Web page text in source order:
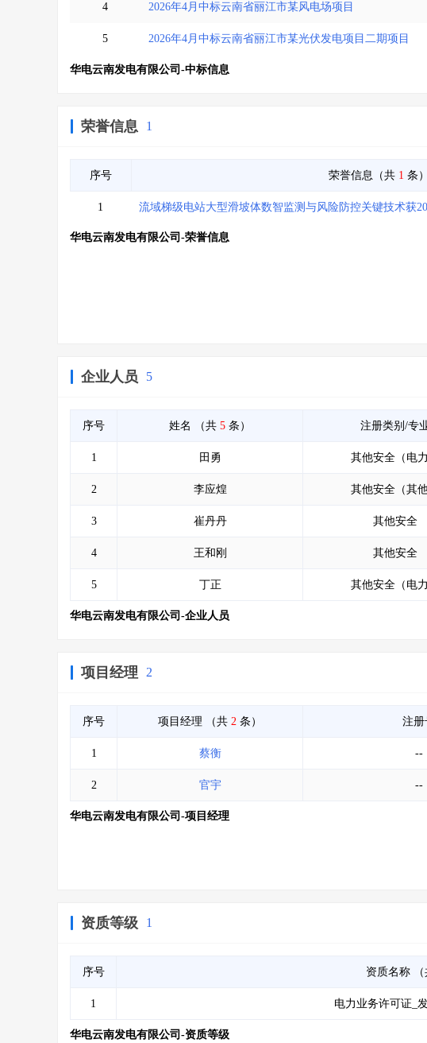
4 2026年4月中标云南省丽江市某风电场项目
5 2026年4月中标云南省丽江市某光伏发电项目二期项目
华电云南发电有限公司-中标信息
荣誉信息 1
序号 荣誉信息（共 1 条）
1 流域梯级电站大型滑坡体数智监测与风险防控关键技术获
华电云南发电有限公司-荣誉信息
企业人员 5
序号 姓名 （共 5 条） 注册类别/专
1 田勇 其他安全（电力
2 李应煌 其他安全（其他
3 崔丹丹 其他安全
4 王和刚 其他安全
5 丁正 其他安全（电力
华电云南发电有限公司-企业人员
项目经理 2
序号 项目经理 （共 2 条） 注册
1 蔡衡 --
2 官宇 --
华电云南发电有限公司-项目经理
资质等级 1
序号 资质名称
1 电力业务许可证_
华电云南发电有限公司-资质等级